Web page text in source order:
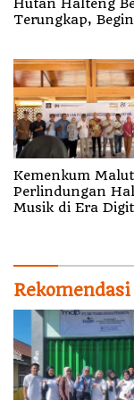
Hutan Halteng
Terungkap,
Kemenkum
Perlindungan
Musik di Era